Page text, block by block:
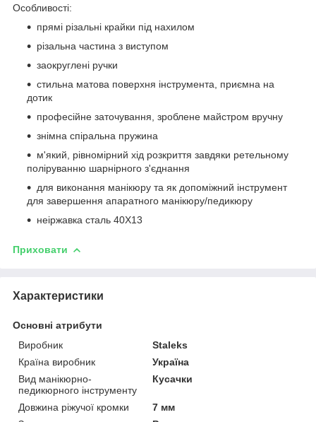
Особливості:
прямі різальні крайки під нахилом
різальна частина з виступом
заокруглені ручки
стильна матова поверхня інструмента, приємна на
дотик
професійне заточування, зроблене майстром вручну
знімна спіральна пружина
м'який, рівномірний хід розкриття завдяки ретельному
поліруванню шарнірного з'єднання
для виконання манікюру та як допоміжний інструмент
для завершення апаратного манікюру/педикюру
неіржавка сталь 40Х13
Приховати
Характеристики
Основні атрибути
Виробник
Staleks
Країна виробник
Україна
Вид манікюрно-
педикюрного інструменту
Кусачки
Довжина ріжучої кромки
7 мм